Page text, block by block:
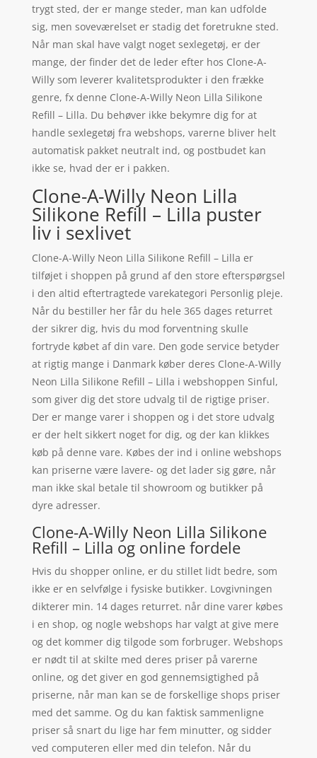
trygt sted, der er mange steder, man kan udfolde
sig, men soveværelset er stadig det foretrukne sted.
Når man skal have valgt noget sexlegetøj, er der
mange, der finder det de leder efter hos Clone-A-
Willy som leverer kvalitetsprodukter i den frække
genre, fx denne Clone-A-Willy Neon Lilla Silikone
Refill – Lilla. Du behøver ikke bekymre dig for at
handle sexlegetøj fra webshops, varerne bliver helt
automatisk pakket neutralt ind, og postbudet kan
ikke se, hvad der er i pakken.
Clone-A-Willy Neon Lilla
Silikone Refill – Lilla puster
liv i sexlivet
Clone-A-Willy Neon Lilla Silikone Refill – Lilla er
tilføjet i shoppen på grund af den store efterspørgsel
i den altid eftertragtede varekategori Personlig pleje.
Når du bestiller her får du hele 365 dages returret
der sikrer dig, hvis du mod forventning skulle
fortryde købet af din vare. Den gode service betyder
at rigtig mange i Danmark køber deres Clone-A-Willy
Neon Lilla Silikone Refill – Lilla i webshoppen Sinful,
som giver dig det store udvalg til de rigtige priser.
Der er mange varer i shoppen og i det store udvalg
er der helt sikkert noget for dig, og der kan klikkes
køb på denne vare. Købes der ind i online webshops
kan priserne være lavere- og det lader sig gøre, når
man ikke skal betale til showroom og butikker på
dyre adresser.
Clone-A-Willy Neon Lilla Silikone
Refill – Lilla og online fordele
Hvis du shopper online, er du stillet lidt bedre, som
ikke er en selvfølge i fysiske butikker. Lovgivningen
dikterer min. 14 dages returret. når dine varer købes
i en shop, og nogle webshops har valgt at give mere
og det kommer dig tilgode som forbruger. Webshops
er nødt til at skilte med deres priser på varerne
online, og det giver en god gennemsigtighed på
priserne, når man kan se de forskellige shops priser
med det samme. Og du kan faktisk sammenligne
priser så snart du lige har fem minutter, og sidder
ved computeren eller med din telefon. Når du